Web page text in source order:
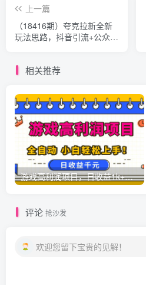
上一篇
（18416期）夸克拉新全新
玩法思路，抖音引流+公众号
相关推荐
游戏高利润项目，日收益1k+，全自动，无需值守，解放双手，小白轻松上手【揭秘】
评论 抢沙发
欢迎您留下宝贵的见解！